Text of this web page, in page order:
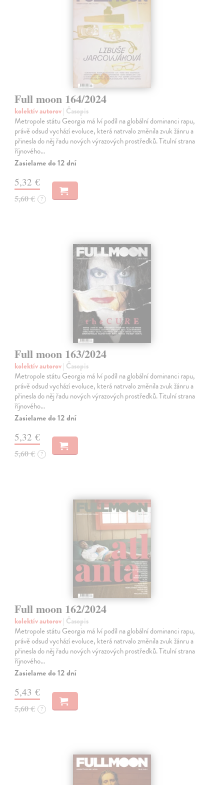
Full moon 164/2024
kolektív autorov| Časopis
Metropole státu Georgia má lví podíl na globální dominanci rapu,
právě odsud vychází evoluce, která natrvalo změnila zvuk žánru a
přinesla do něj řadu nových výrazových prostředků. Titulní strana
říjnového…
Zasielame do 12 dní
5,32 €
5,60 € ?
Full moon 163/2024
kolektív autorov| Časopis
Metropole státu Georgia má lví podíl na globální dominanci rapu,
právě odsud vychází evoluce, která natrvalo změnila zvuk žánru a
přinesla do něj řadu nových výrazových prostředků. Titulní strana
říjnového…
Zasielame do 12 dní
5,32 €
5,60 € ?
Full moon 162/2024
kolektív autorov| Časopis
Metropole státu Georgia má lví podíl na globální dominanci rapu,
právě odsud vychází evoluce, která natrvalo změnila zvuk žánru a
přinesla do něj řadu nových výrazových prostředků. Titulní strana
říjnového…
Zasielame do 12 dní
5,43 €
5,60 € ?